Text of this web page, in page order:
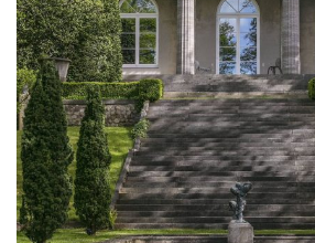
Figaro Beneteau 3 giăng
Á
Apr 11, 2019 / Luxury In